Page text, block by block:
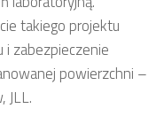
takiego projektu
i zabezpieczenie
powierzchni –
JLL.